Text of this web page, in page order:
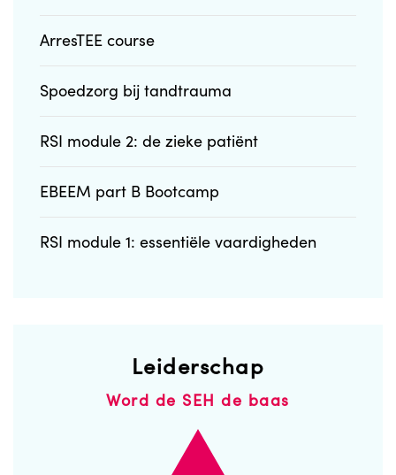
ArresTEE course
Spoedzorg bij tandtrauma
RSI module 2: de zieke patiënt
EBEEM part B Bootcamp
RSI module 1: essentiële vaardigheden
Leiderschap
Word de SEH de baas